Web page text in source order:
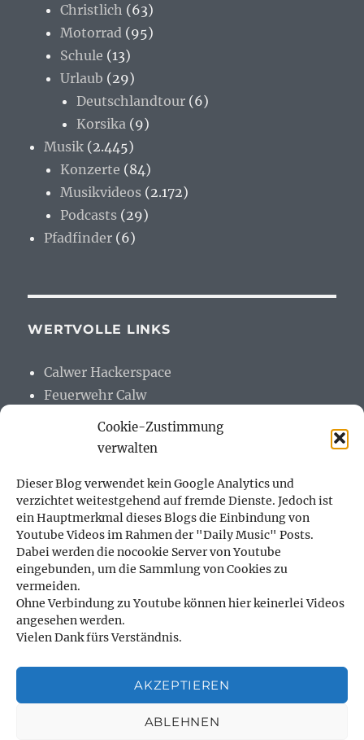
Cookie-Zustimmung
verwalten
Dieser Blog verwendet kein Google Analytics und
verzichtet weitestgehend auf fremde Dienste. Jedoch ist
ein Hauptmerkmal dieses Blogs die Einbindung von
Youtube Videos im Rahmen der "Daily Music" Posts.
Dabei werden die nocookie Server von Youtube
eingebunden, um die Sammlung von Cookies zu
vermeiden.
Ohne Verbindung zu Youtube können hier keinerlei Videos
angesehen werden.
Vielen Dank fürs Verständnis.
AKZEPTIEREN
ABLEHNEN
Christlich (63)
Motorrad (95)
Schule (13)
Urlaub (29)
Deutschlandtour (6)
Korsika (9)
Musik (2.445)
Konzerte (84)
Musikvideos (2.172)
Podcasts (29)
Pfadfinder (6)
WERTVOLLE LINKS
Calwer Hackerspace
Feuerwehr Calw
Netzmafia
META
Anmelden
Eintrags-Feed
Kommentar-Feed
WordPress.org